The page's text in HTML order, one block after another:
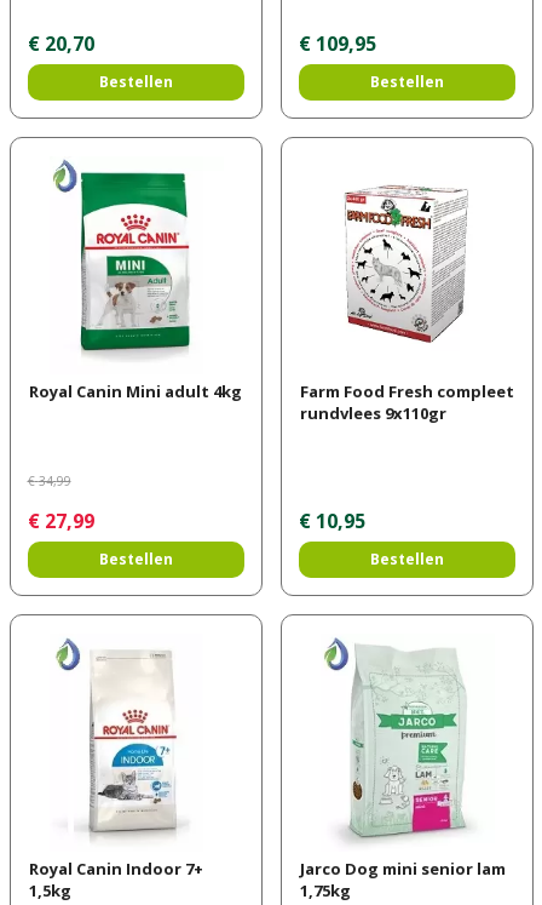
€ 20,70
Bestellen
€ 109,95
Bestellen
Royal Canin Mini adult 4kg
€ 34,99
€ 27,99
Bestellen
Farm Food Fresh compleet
rundvlees 9x110gr
€ 10,95
Bestellen
Royal Canin Indoor 7+
1,5kg
Jarco Dog mini senior lam
1,75kg